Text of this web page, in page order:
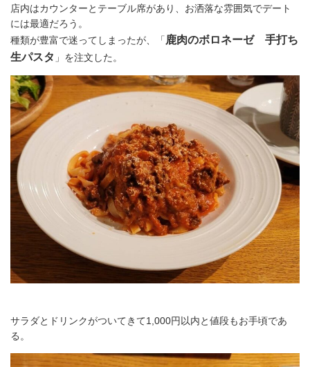
店内はカウンターとテーブル席があり、お洒落な雰囲気でデート
には最適だろう。
種類が豊富で迷ってしまったが、「 鹿肉のボロネーゼ 手打ち
生パスタ 」を注文した。
サラダとドリンクがついてきて1,000円以内と値段もお手頃であ
る。